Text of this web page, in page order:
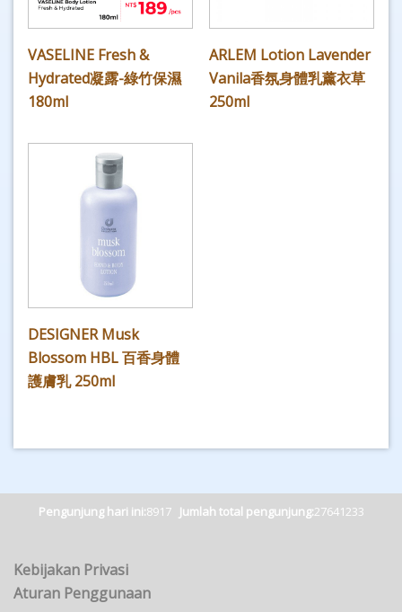
VASELINE Fresh &
Hydrated凝露-綠竹保濕
180ml
ARLEM Lotion Lavender
Vanila香氛身體乳薰衣草
250ml
DESIGNER Musk
Blossom HBL 百香身體
護膚乳 250ml
Pengunjung hari ini:8917 Jumlah total pengunjung:27641233
Kebijakan Privasi
Aturan Penggunaan